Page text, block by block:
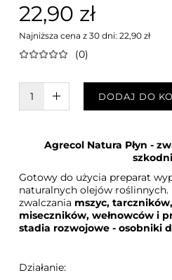
22,90 zł
Najniższa cena z 30 dni: 22,90 zł
(0)
W KOSZYKU :)
DODAJ DO
Agrecol Natura Płyn -
Gotowy do użycia preparat
naturalnych olejów roślinnych.
zwalczania mszyc,
miseczników, wełnowców i
stadia rozwojowe - osobniki
Działanie: